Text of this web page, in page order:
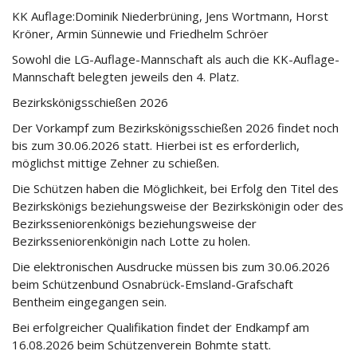
KK Auflage:Dominik Niederbrüning, Jens Wortmann, Horst
Kröner, Armin Sünnewie und Friedhelm Schröer
Sowohl die LG-Auflage-Mannschaft als auch die KK-Auflage-
Mannschaft belegten jeweils den 4. Platz.
Bezirkskönigsschießen 2026
Der Vorkampf zum Bezirkskönigsschießen 2026 findet noch
bis zum 30.06.2026 statt. Hierbei ist es erforderlich,
möglichst mittige Zehner zu schießen.
Die Schützen haben die Möglichkeit, bei Erfolg den Titel des
Bezirkskönigs beziehungsweise der Bezirkskönigin oder des
Bezirksseniorenkönigs beziehungsweise der
Bezirksseniorenkönigin nach Lotte zu holen.
Die elektronischen Ausdrucke müssen bis zum 30.06.2026
beim Schützenbund Osnabrück-Emsland-Grafschaft
Bentheim eingegangen sein.
Bei erfolgreicher Qualifikation findet der Endkampf am
16.08.2026 beim Schützenverein Bohmte statt.